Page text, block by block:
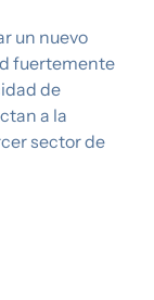
un nuevo
fuertemente
de
a la
sector de